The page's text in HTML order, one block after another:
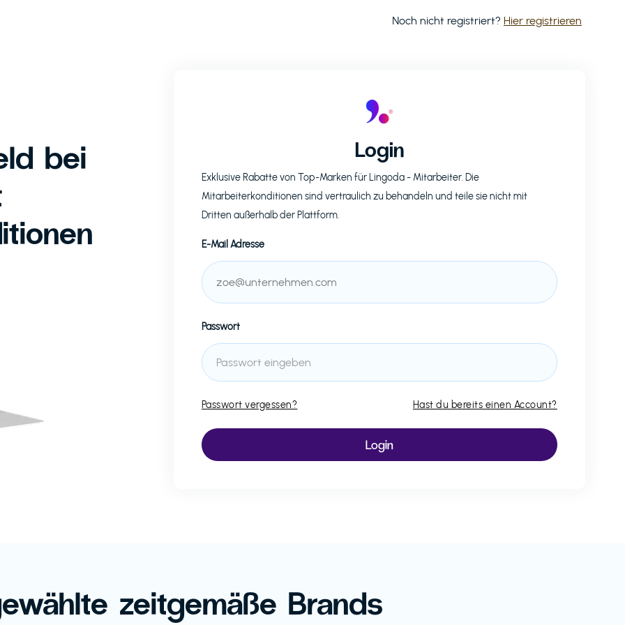
Noch nicht registriert? Hier registrieren
bei
Login
Exklusive Rabatte von Top-Marken für Lingoda- Mitarbeiter. Die
Mitarbeiterkonditionen sind vertraulich zu behandeln und teile sie nicht mit
Dritten außerhalb der Plattform.
E-Mail Adresse
Passwort
Passwort vergessen? Hast du bereits einen Account?
zeitgemäße Brands